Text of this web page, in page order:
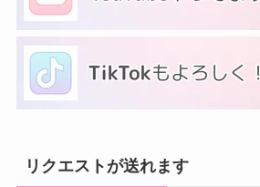
リクエストが送れます